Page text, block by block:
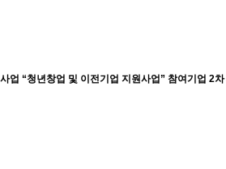
업 “청년창업 및 이전기업 지원사업” 참여기업 2차